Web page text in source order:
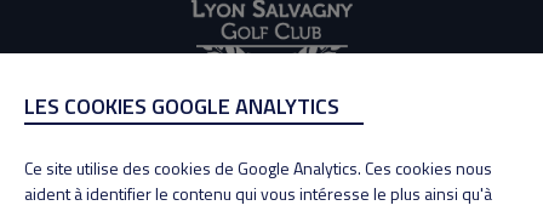
ADRESSE
69890 La Tour de Salvagny
Tél : 04 78 48 88 48
LES COOKIES GOOGLE ANALYTICS
Ce site utilise des cookies de Google Analytics. Ces cookies nous
aident à identifier le contenu qui vous intéresse le plus ainsi qu'à